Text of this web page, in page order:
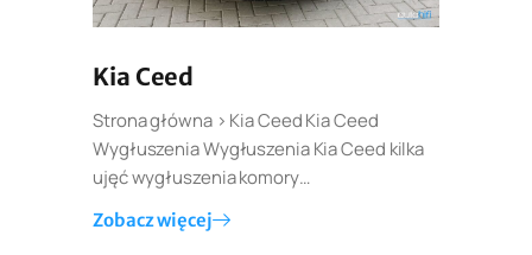
Kia Ceed
Strona główna > Kia Ceed Kia Ceed
Wygłuszenia Wygłuszenia Kia Ceed kilka
ujęć wygłuszenia komory…
Zobacz więcej